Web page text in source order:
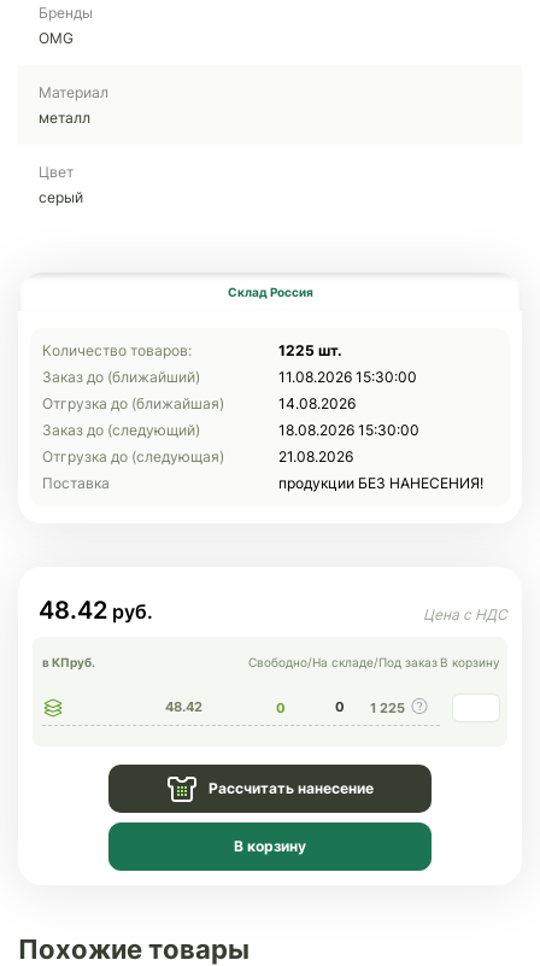
Бренды
OMG
Материал
металл
Цвет
серый
Склад Россия
Количество товаров:
1225 шт.
Заказ до (ближайший)
11.08.2026 15:30:00
Отгрузка до (ближайшая)
14.08.2026
Заказ до (следующий)
18.08.2026 15:30:00
Отгрузка до (следующая)
21.08.2026
Поставка
продукции БЕЗ НАНЕСЕНИЯ!
48.42
в КПруб. Свободно/На складе/Под заказ В корзину
48.42 0 0 1 225
Рассчитать нанесение
В корзину
Похожие товары